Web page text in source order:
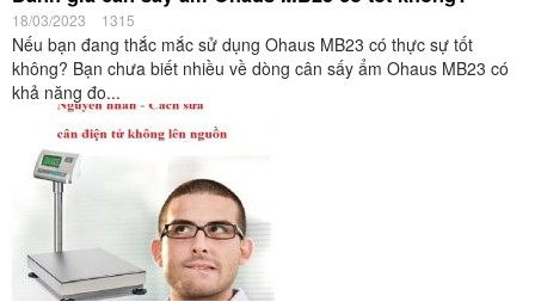
18/03/2023 1315
Nếu bạn đang thắc mắc sử dụng Ohaus MB23 có thực sự tốt
không? Bạn chưa biết nhiều về dòng cân sấy ẩm Ohaus MB23 có
khả năng đo...